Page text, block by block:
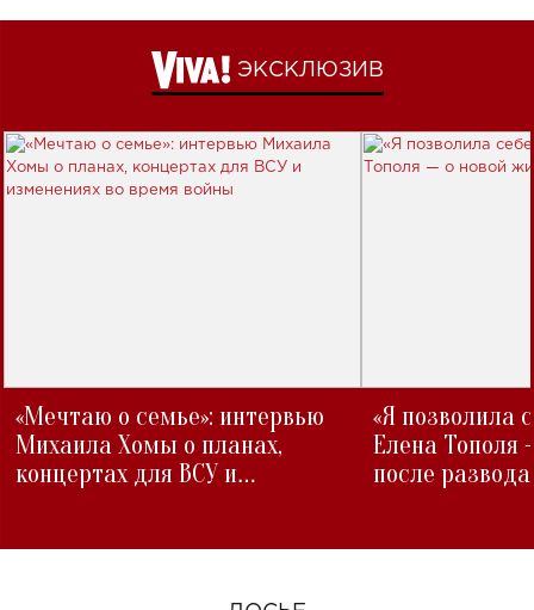
ЭКСКЛЮЗИВ
«Мечтаю о семье»: интервью
Михаила Хомы о планах,
концертах для ВСУ и
«Я позволила
Елена Тополя
после развода